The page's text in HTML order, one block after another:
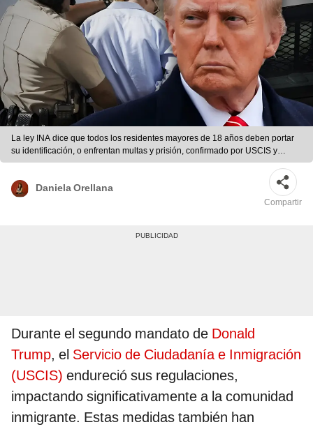
La ley INA dice que todos los residentes mayores de 18 años deben portar
su identificación, o enfrentan multas y prisión, confirmado por USCIS y
Trump. | composición LR
Daniela Orellana
Compartir
Durante el segundo mandato de Donald
Trump, el Servicio de Ciudadanía e Inmigración
(USCIS) endureció sus regulaciones,
impactando significativamente a la comunidad
inmigrante. Estas medidas también han